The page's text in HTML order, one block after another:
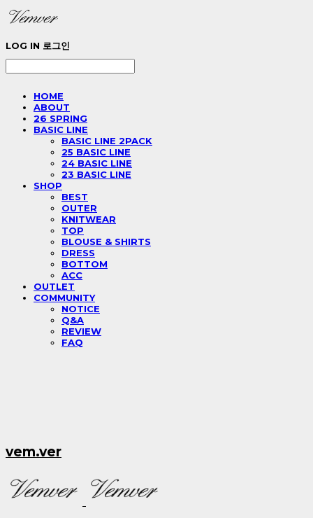
LOG IN 로그인
HOME
ABOUT
26 SPRING
BASIC LINE
BASIC LINE 2PACK
25 BASIC LINE
24 BASIC LINE
23 BASIC LINE
SHOP
BEST
OUTER
KNITWEAR
TOP
BLOUSE & SHIRTS
DRESS
BOTTOM
ACC
OUTLET
COMMUNITY
NOTICE
Q&A
REVIEW
FAQ
vem.ver